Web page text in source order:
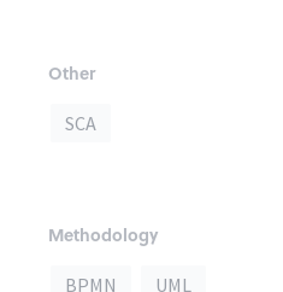
Other
SCA
Methodology
BPMN UML